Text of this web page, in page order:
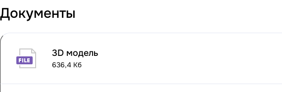
Документы
3D модель
636,4 Кб